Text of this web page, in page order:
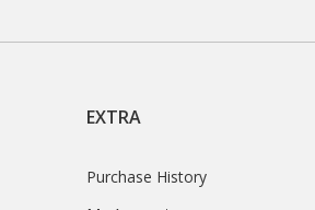
EXTRA
Purchase History